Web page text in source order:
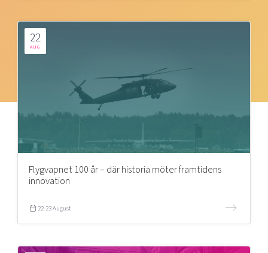
22
AUG
Flygvapnet 100 år – där historia möter framtidens
innovation
22-23 August